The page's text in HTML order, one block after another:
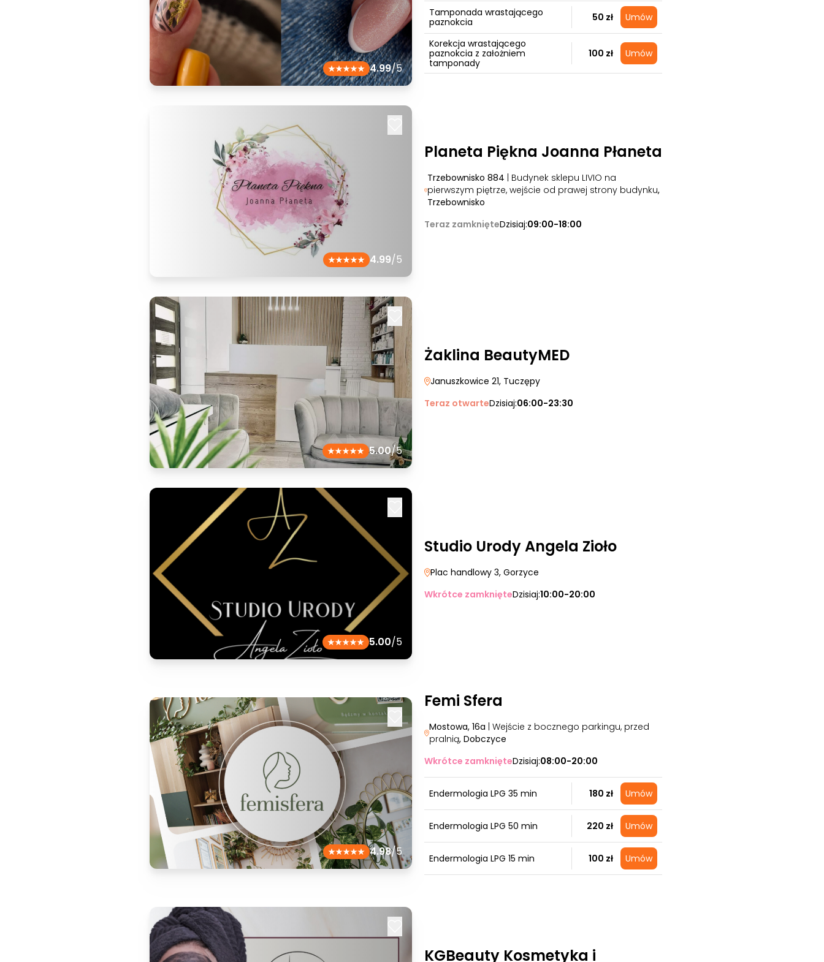
4.99/5
Tamponada wrastającego
paznokcia
50 zł Umów
Korekcja wrastającego
paznokcia z założniem
tamponady
100 zł Umów
4.99/5
Planeta Piękna Joanna Płaneta
Trzebownisko 884 | Budynek sklepu LIVIO na
pierwszym piętrze, wejście od prawej strony budynku,
Trzebownisko
Teraz zamknięteDzisiaj:09:00-18:00
5.00/5
Żaklina BeautyMED
Januszkowice 21, Tuczępy
Teraz otwarteDzisiaj:06:00-23:30
5.00/5
Studio Urody Angela Zioło
Plac handlowy 3, Gorzyce
Wkrótce zamknięteDzisiaj:10:00-20:00
4.98/5
Femi Sfera
Mostowa, 16a | Wejście z bocznego parkingu, przed
pralnią, Dobczyce
Wkrótce zamknięteDzisiaj:08:00-20:00
Endermologia LPG 35 min 180 zł Umów
Endermologia LPG 50 min 220 zł Umów
Endermologia LPG 15 min 100 zł Umów
KGBeauty Kosmetyka i